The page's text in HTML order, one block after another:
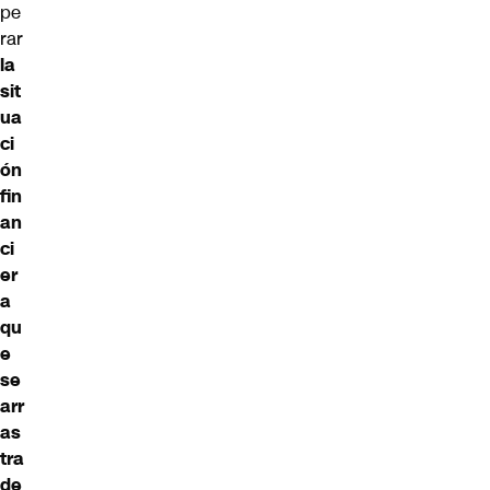
pe
rar
la
sit
ua
ci
ón
fin
an
ci
er
a
qu
e
se
arr
as
tra
de